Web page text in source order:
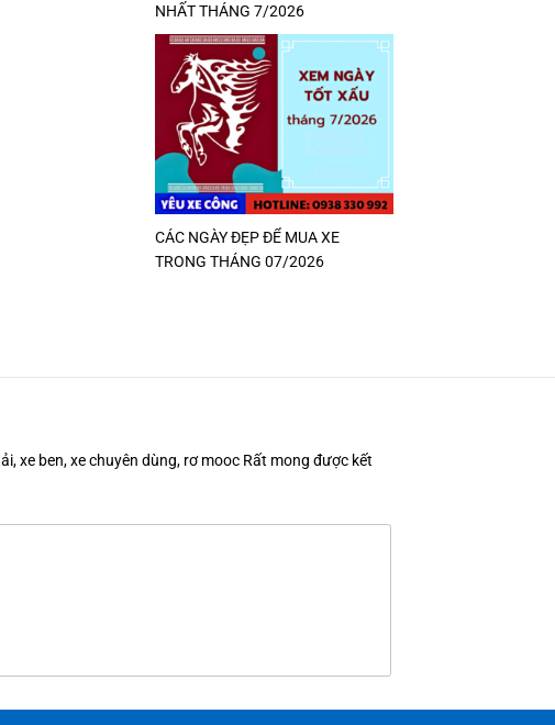
NHẤT THÁNG 7/2026
CÁC NGÀY ĐẸP ĐỂ MUA XE
TRONG THÁNG 07/2026
xe ben, xe chuyên dùng, rơ mooc Rất mong được kết